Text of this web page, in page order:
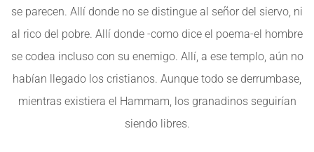
se parecen. Allí donde no se distingue al señor del siervo, ni
al rico del pobre. Allí donde -como dice el poema-el hombre
se codea incluso con su enemigo. Allí, a ese templo, aún no
habían llegado los cristianos. Aunque todo se derrumbase,
mientras existiera el Hammam, los granadinos seguirían
siendo libres.